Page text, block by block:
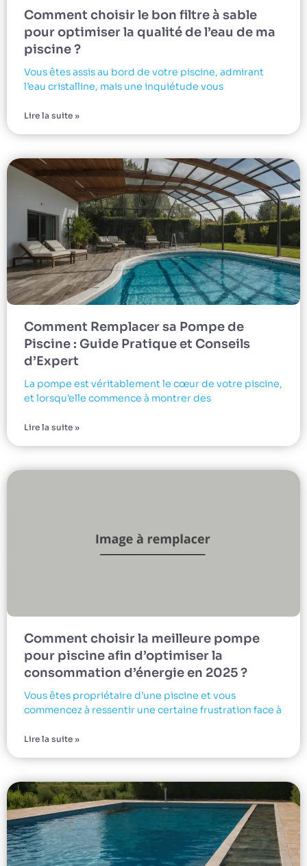
Comment choisir le bon filtre à sable
pour optimiser la qualité de l’eau de ma
piscine ?
Vous êtes assis au bord de votre piscine, admirant
l’eau cristalline, mais une inquiétude vous
Lire la suite »
Comment Remplacer sa Pompe de
Piscine : Guide Pratique et Conseils
d’Expert
La pompe est véritablement le cœur de votre piscine,
et lorsqu’elle commence à montrer des
Lire la suite »
Comment choisir la meilleure pompe
pour piscine afin d’optimiser la
consommation d’énergie en 2025 ?
Vous êtes propriétaire d’une piscine et vous
commencez à ressentir une certaine frustration face à
Lire la suite »